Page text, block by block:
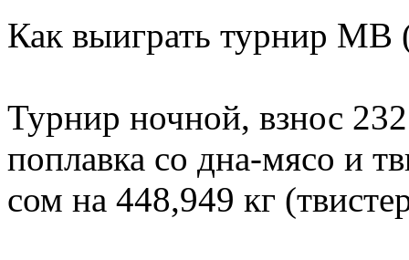
Как выиграть турнир МВ
Турнир ночной, взнос
поплавка со дна-мясо и
сом на 448,949 кг